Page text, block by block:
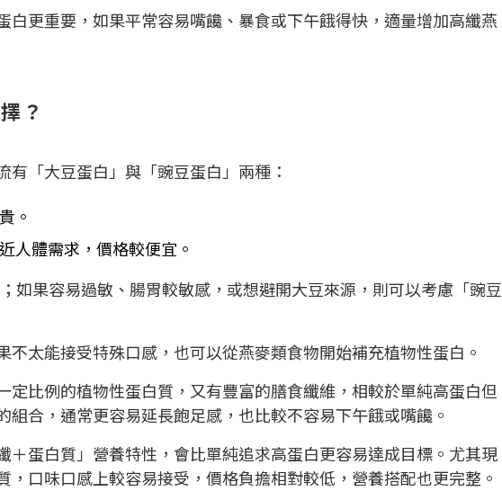
更重要，如果平常容易嘴饞、暴食或下午餓得快，適量增加高纖燕
？
「大豆蛋白」與「豌豆蛋白」兩種：
。
人體需求，價格較便宜。
如果容易過敏、腸胃較敏感，或想避開大豆來源，則可以考慮「豌豆
太能接受特殊口感，也可以從燕麥類食物開始補充植物性蛋白。
比例的植物性蛋白質，又有豐富的膳食纖維，相較於單純高蛋白但
合，通常更容易延長飽足感，也比較不容易下午餓或嘴饞。
蛋白質」營養特性，會比單純追求高蛋白更容易達成目標。尤其現
口味口感上較容易接受，價格負擔相對較低，營養搭配也更完整。